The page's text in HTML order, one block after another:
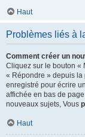
Haut
Problèmes liés à
Comment créer un
Cliquez sur le bouton «
« Répondre » depuis la
enregistré pour écrire
affichée en bas de
nouveaux sujets, Vous
Haut